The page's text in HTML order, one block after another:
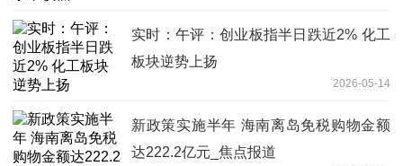
实时：午评：创业板指半日跌近2% 化工
板块逆势上扬
2026-05-14
新政策实施半年 海南离岛免税购物金额
达222.2亿元_焦点报道